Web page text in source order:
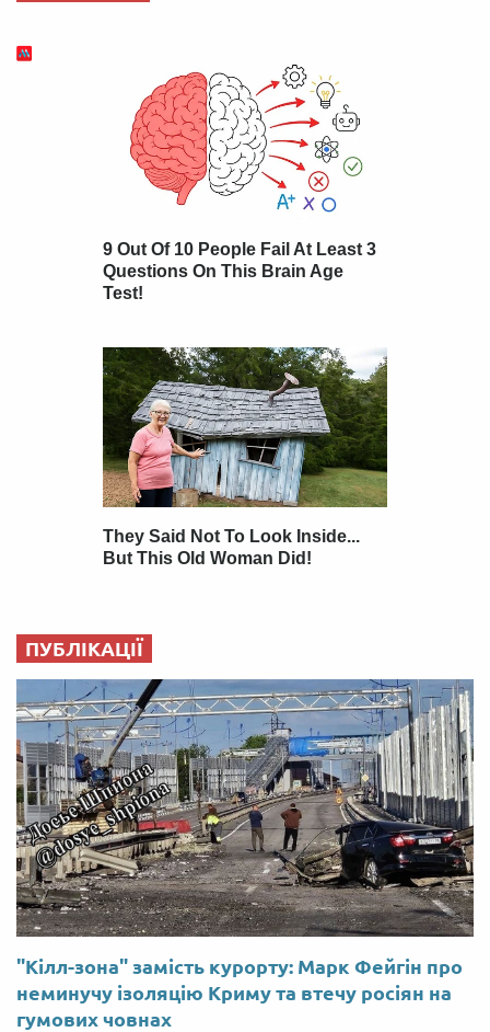
ПУБЛІКАЦІЇ
"Кілл-зона" замість курорту: Марк Фейгін про
неминучу ізоляцію Криму та втечу росіян на
гумових човнах